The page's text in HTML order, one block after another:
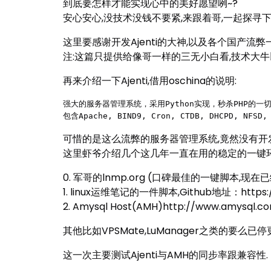
到底要怎样才能实现心中的美好愿望咧~?
安心安心,没技术没钱不要紧,来跟着哥,一起探寻
这里要感谢开发Ajenti的大神,以及各个国产流
注:这篇只提供给像哥一样的三无小白看,技术大
再来介绍一下Ajenti,借用oschina的说明:
强大的服务器管理系统，采用Python实现，秒杀PHP的一
包含Apache, BIND9, Cron, CTDB, DHCPD,
可惜的是这么流弊的服务器管理系统,竟然没有
这里虾爷介绍几个这几年一直在用的稳定的一键
0. 军哥的lnmp.org (口碑最佳的一键脚本,现在
1. linux运维笔记的一件脚本,Github地址：
2. Amysql Host(AMH)http://
其他比如VPSMate,LuManager之类的要么已停
这一次主要测试Ajenti与AMH的同步率跟兼容性.